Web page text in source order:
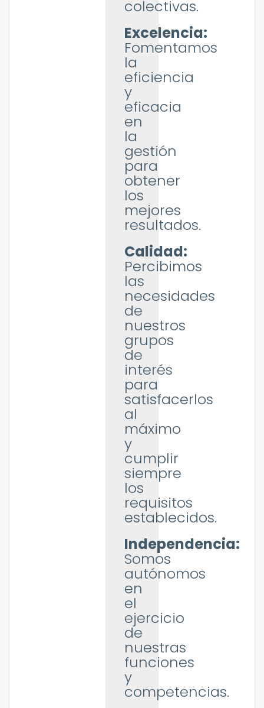
colectivas.
Excelencia:
Fomentamos
la
eficiencia
y
eficacia
en
la
gestión
para
obtener
los
mejores
resultados.
Calidad:
Percibimos
las
necesidades
de
nuestros
grupos
de
interés
para
satisfacerlos
al
máximo
y
cumplir
siempre
los
requisitos
establecidos.
Independencia:
Somos
autónomos
en
el
ejercicio
de
nuestras
funciones
y
competencias.